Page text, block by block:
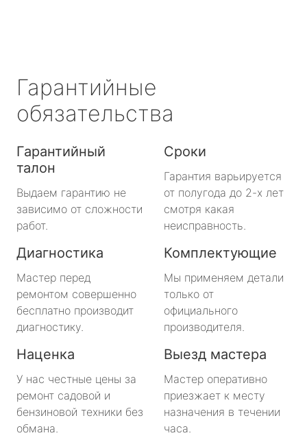
Гарантийные
обязательства
Гарантийный
талон
Выдаем гарантию не
зависимо от сложности
работ.
Сроки
Гарантия варьируется
от полугода до 2-х лет
смотря какая
неисправность.
Диагностика
Мастер перед
ремонтом совершенно
бесплатно производит
диагностику.
Комплектующие
Мы применяем детали
только от
официального
производителя.
Наценка
У нас честные цены за
ремонт садовой и
бензиновой техники без
обмана.
Выезд мастера
Мастер оперативно
приезжает к месту
назначения в течении
часа.